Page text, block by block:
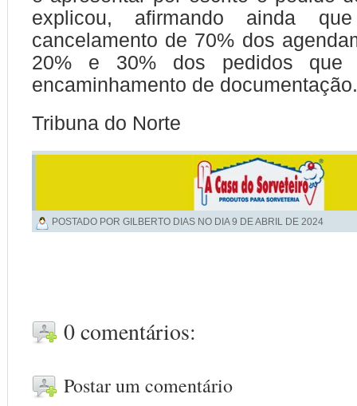
explicou, afirmando ainda
cancelamento de 70% dos
20% e 30% dos pedidos
encaminhamento de documentação.
Tribuna do Norte
POSTADO POR GILBERTO DIAS NO DIA9 DE ABRIL DE 2024
0 comentários:
Postar um comentário